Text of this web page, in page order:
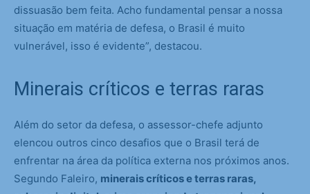
dissuasão bem feita. Acho fundamental pensar a nossa
situação em matéria de defesa, o Brasil é muito
vulnerável, isso é evidente”, destacou.
Minerais críticos e terras raras
Além do setor da defesa, o assessor-chefe adjunto
elencou outros cinco desafios que o Brasil terá de
enfrentar na área da política externa nos próximos anos.
Segundo Faleiro, minerais críticos e terras raras,